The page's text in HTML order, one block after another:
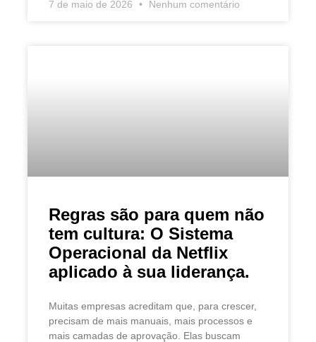
7 de maio de 2026 Nenhum comentário
Regras são para quem não
tem cultura: O Sistema
Operacional da Netflix
aplicado à sua liderança.
Muitas empresas acreditam que, para crescer,
precisam de mais manuais, mais processos e
mais camadas de aprovação. Elas buscam